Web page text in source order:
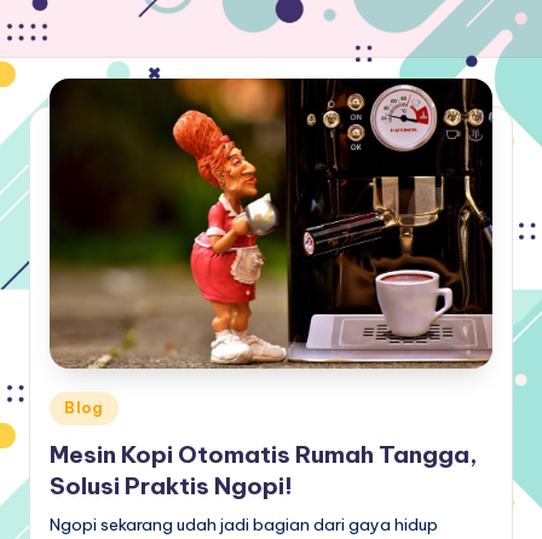
Posted
in
Blog
Mesin Kopi Otomatis Rumah Tangga,
Solusi Praktis Ngopi!
Ngopi sekarang udah jadi bagian dari gaya hidup